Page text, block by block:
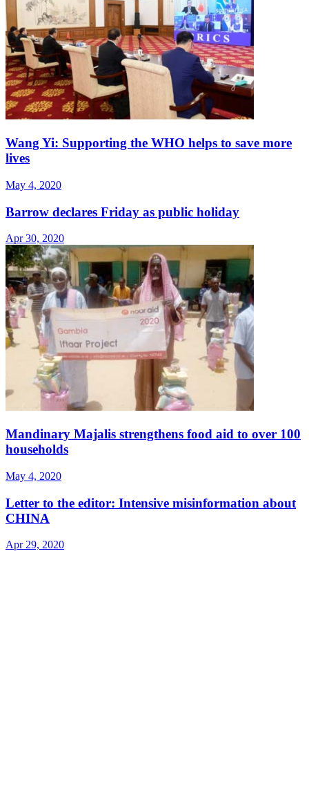
Wang Yi: Supporting the WHO helps to save more
lives
May 4, 2020
Barrow declares Friday as public holiday
Apr 30, 2020
Mandinary Majalis strengthens food aid to over 100
households
May 4, 2020
Letter to the editor: Intensive misinformation about
CHINA
Apr 29, 2020